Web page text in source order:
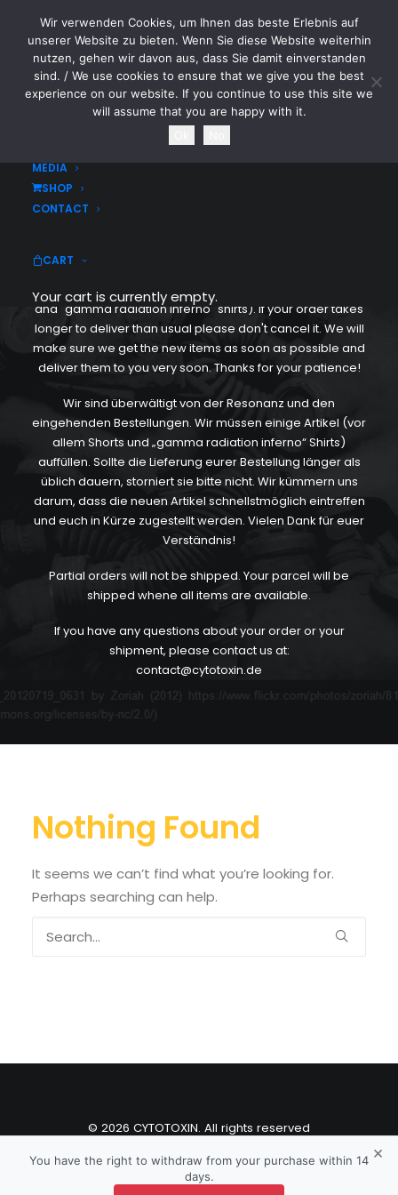
CYTOTOXIN
HOME
MEDIA
SHOP
CONTACT
CART
Your cart is currently empty.
CYTOTOXIN SHOP
We are overwhelmed by the feedback and incoming
orders. We will have to restock some items (mainly shorts
and "gamma radiation inferno" shirts). If your order takes
longer to deliver than usual please don't cancel it. We will
make sure we get the new items as soon as possible and
deliver them to you very soon. Thanks for your patience!
Wir sind überwältigt von der Resonanz und den
eingehenden Bestellungen. Wir müssen einige Artikel (vor
allem Shorts und „gamma radiation inferno“ Shirts)
auffüllen. Sollte die Lieferung eurer Bestellung länger als
üblich dauern, storniert sie bitte nicht. Wir kümmern uns
darum, dass die neuen Artikel schnellstmöglich eintreffen
und euch in Kürze zugestellt werden. Vielen Dank für euer
Verständnis!
Partial orders will not be shipped. Your parcel will be
shipped whene all items are available.
If you have any questions about your order or your
shipment, please contact us at:
contact@cytotoxin.de
Nothing Found
It seems we can’t find what you’re looking for.
Perhaps searching can help.
© 2026 CYTOTOXIN. All rights reserved
You have the right to withdraw from your purchase within 14
days.
×
Wir verwenden Cookies, um Ihnen das beste Erlebnis auf
unserer Website zu bieten. Wenn Sie diese Website weiterhin
nutzen, gehen wir davon aus, dass Sie damit einverstanden
sind. / We use cookies to ensure that we give you the best
experience on our website. If you continue to use this site we
will assume that you are happy with it.